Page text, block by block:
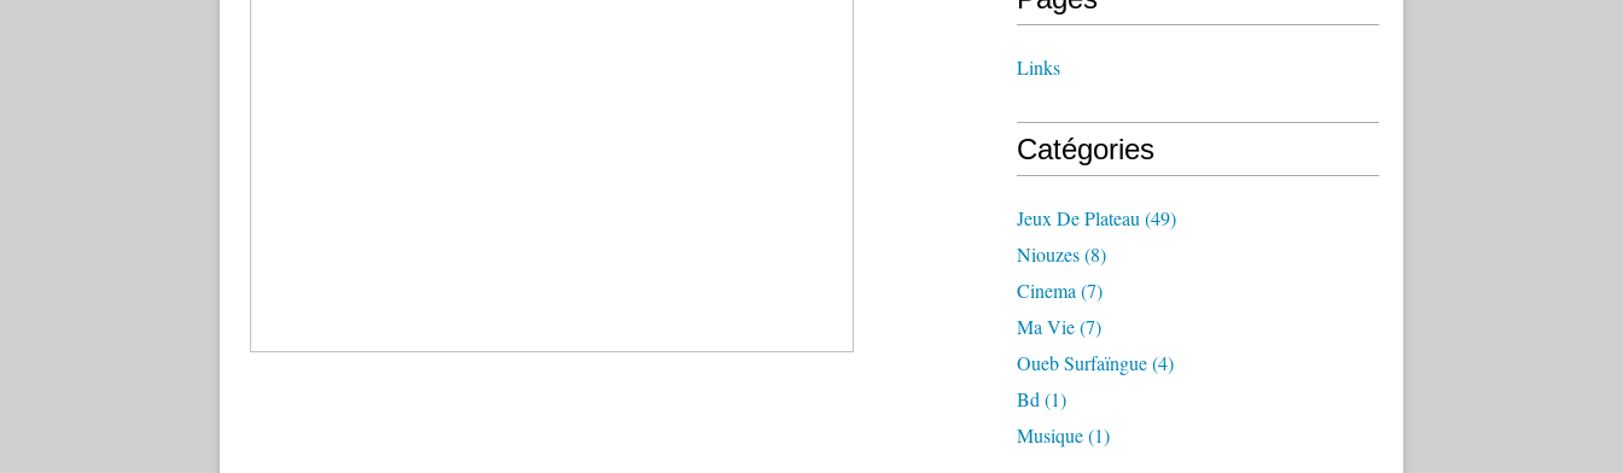
Links
Catégories
Jeux De Plateau (49)
Niouzes(8)
Cinema (7)
Ma Vie(7)
Oueb Surfaïngue(4)
Bd (1)
Musique(1)